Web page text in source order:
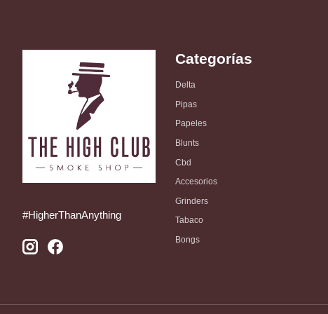
#HigherThanAnything
Categorías
Delta
Pipas
Papeles
Blunts
Cbd
Accesorios
Grinders
Tabaco
Bongs